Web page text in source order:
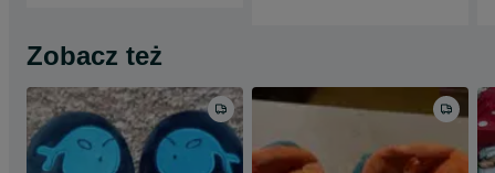
Zobacz też